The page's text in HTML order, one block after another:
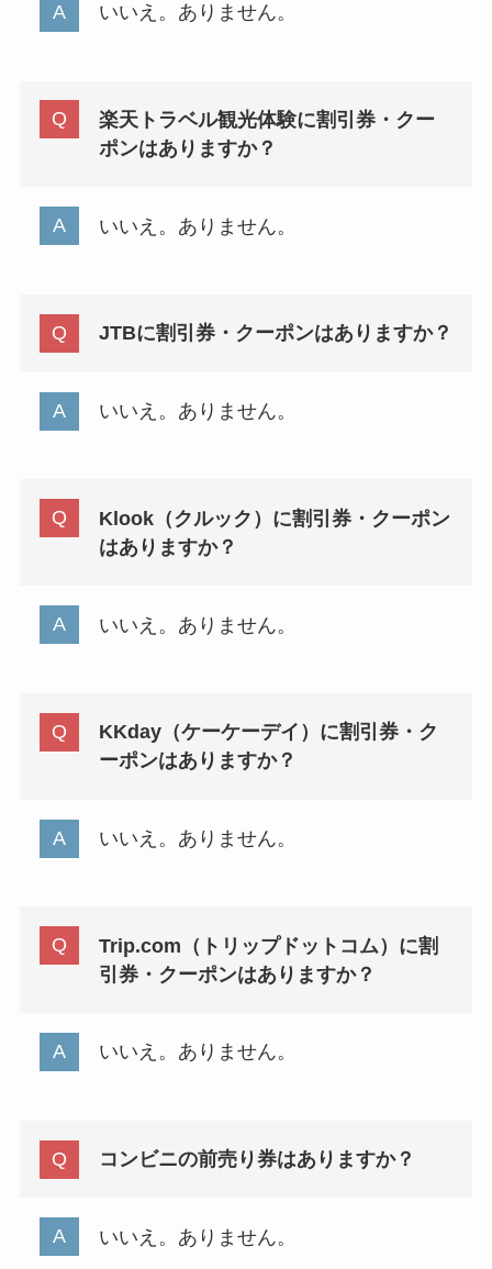
いいえ。ありません。
楽天トラベル観光体験に割引券・クー
ポンはありますか？
いいえ。ありません。
JTBに割引券・クーポンはありますか？
いいえ。ありません。
Klook（クルック）に割引券・クーポン
はありますか？
いいえ。ありません。
KKday（ケーケーデイ）に割引券・ク
ーポンはありますか？
いいえ。ありません。
Trip.com（トリップドットコム）に割
引券・クーポンはありますか？
いいえ。ありません。
コンビニの前売り券はありますか？
いいえ。ありません。